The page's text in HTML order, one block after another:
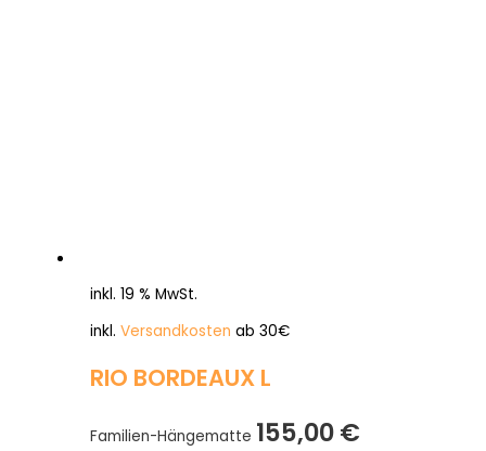
inkl. 19 % MwSt.
inkl. Versandkosten ab 30€
RIO BORDEAUX L
Familien-Hängematte 155,00€